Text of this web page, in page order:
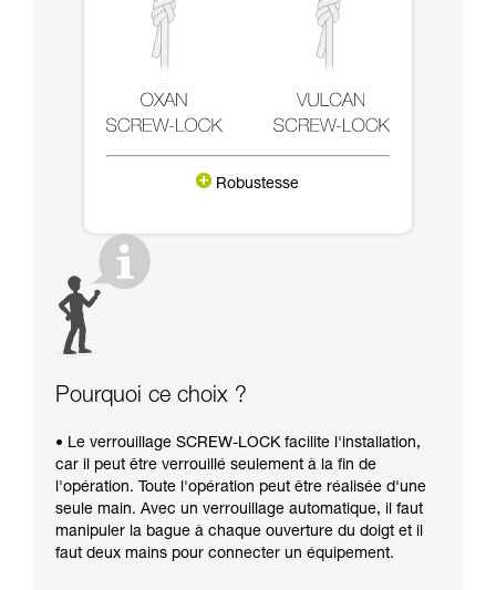
Robustesse
Pourquoi ce choix ?
• Le verrouillage SCREW-LOCK facilite l'installation,
car il peut être verrouillé seulement à la fin de
l'opération. Toute l'opération peut être réalisée d'une
seule main. Avec un verrouillage automatique, il faut
manipuler la bague à chaque ouverture du doigt et il
faut deux mains pour connecter un équipement.